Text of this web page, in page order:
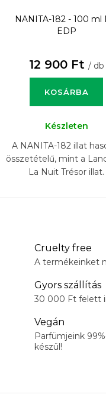
NANITA-182 - 100 ml
EDP
12 900 Ft / db
KOSÁRBA
Készleten
A NANITA-182 illat
összetételű, mint a
La Nuit Trésor illat.
Cruelty free
A termékeinket
Gyors szállítás
30 000 Ft felett
Vegán
Parfümjeink
készül!